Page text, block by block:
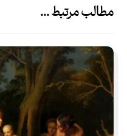
مطالب مرتبط ...